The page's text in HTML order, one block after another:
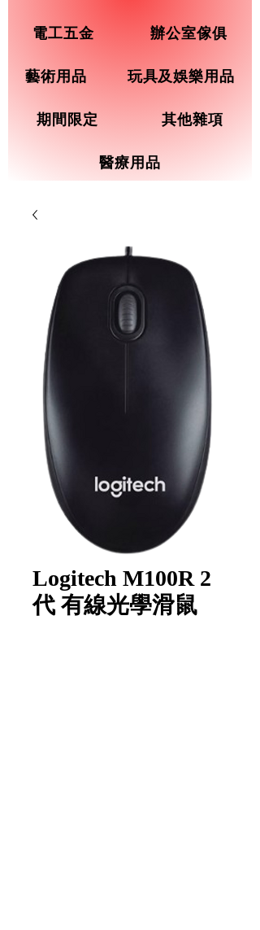
電工五金 辦公室傢俱
藝術用品 玩具及娛樂用品
期間限定 其他雜項
醫療用品
Logitech M100R 2
代 有線光學滑鼠